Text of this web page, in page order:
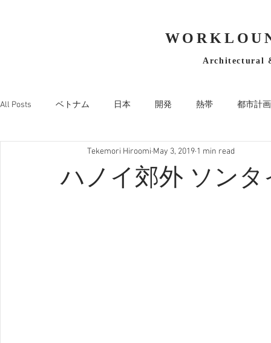
Architectural
All Posts ベトナム 日本 開発 熱帯 都市計画
ハノイ郊外 ソン
Tekemori Hiroomi May 3, 2019 1 min read